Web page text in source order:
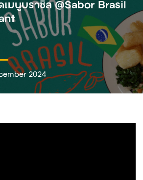
เมนูบราซิล @Sabor Brasil
2024